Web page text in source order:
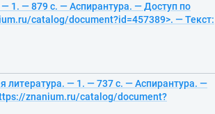
1. — 879 с. — Аспирантура. — Доступ по
catalog/document?id=457389>. — Текст:
литература. — 1. — 737 с. — Аспирантура. —
znanium.ru/catalog/document?